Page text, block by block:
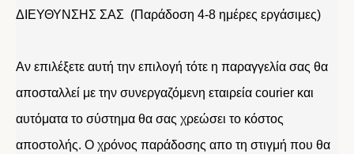
ΔΙΕΥΘΥΝΣΗΣ ΣΑΣ (Παράδοση 4-8 ημέρες εργάσιμες)
Αν επιλέξετε αυτή την επιλογή τότε η παραγγελία σας θα
αποσταλλεί με την συνεργαζόμενη εταιρεία courier και
αυτόματα το σύστημα θα σας χρεώσει το κόστος
αποστολής. Ο χρόνος παράδοσης απο τη στιγμή που θα